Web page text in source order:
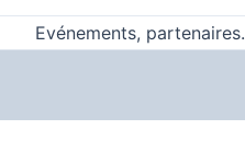
Evénements, partenaires.